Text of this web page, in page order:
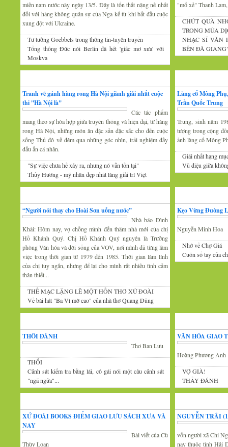
miền nam nước này ngày 13/5. Đây là tổn thất nặng nề nhất
đối với hàng không quân sự của Nga kể từ khi bắt đầu cuộc
xung đột với Ukraine.
Tư tưởng Goebbels trong thông tin-tuyên truyền
Tổng thống Đức nói Berlin đã hết 'giấc mơ xưa' với
Moskva
"mổ xẻ" Thanh
CHÚT QUÀ
TRONG MÙA
NHẠC SĨ VĂN
BẾN ĐÀ
Tranh vẽ gánh hàng rong Hà Nội giành giải nhất cuộc
thi ''Hà Nội là''
Các tác phẩm
mang theo sự hòa hợp giữa truyền thống và hiện đại, từ hàng
rong Hà Nội, những món ăn đặc sản đặc sắc cho đến cuộc
sống Thủ đô về đêm qua những góc nhìn, trải nghiệm đầy
dấu ấn cá nhân.
"Sự việc chưa hề xảy ra, nhưng nó vẫn tồn tại"
Thủy Hương - mỹ nhân đẹp nhất làng giải trí Việt
Làng cổ Mông
Trần Quốc Trung
Trung, sinh năm
tượng trong cộng
ảnh làng cổ Mông
Giải nhất hạng
Vũ điệu giữa
“Người nói thay cho Hoài Sơn uống nước”
Nhà báo Đình
Khải: Hôm nay, vợ chồng mình đến thăm nhà mới của chị
Hồ Khánh Quý. Chị Hồ Khánh Quý nguyên là Trưởng
phòng Văn hóa và đời sống của VOV, nơi mình đã từng làm
việc trong thời gian từ 1979 đến 1985. Thời gian làm lính
của chị tuy ngắn, nhưng để lại cho mình rất nhiều tình cảm
thân thiết...
THẾ MẠC LẶNG LẼ MỘT HỒN THƠ XỨ ĐOÀI
Về bài hát "Ba Vì mờ cao" của nhà thơ Quang Dũng
Kẹo Vừng Đường
Nguyễn Minh Hoa
Nhớ về Chợ Giá
Cuốn sổ tay của
THÔI ĐÀNH
Thơ Ban Lưu
THỔI
Cảnh sát kiểm tra bằng lái, cô gái nói một câu cảnh sát
"ngã ngửa"...
VĂN HÓA GIAO
Hoàng Phương Anh
VỢ GIÀ!
THẦY ĐÁNH
XỨ ĐOÀI BOOKS ĐIỂM GIAO LƯU SÁCH XƯA VÀ
NAY
Bài viết của Cù
Thùy Loan
NGUYỄN TRÃI
vốn người xã Chi
nay thuộc tỉnh Hải